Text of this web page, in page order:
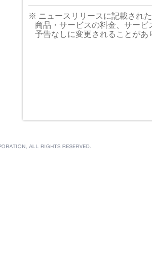
※ ニュースリリースに記載され
商品・サービスの料金、サー
予告なしに変更されることが